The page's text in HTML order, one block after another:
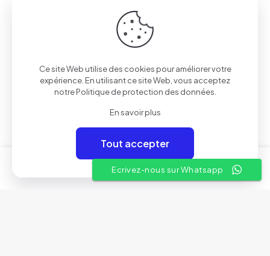
A propos
Conditions Générales de Vente
Nos showrooms
Contactez-nous
Rivil
Ce site Web utilise des cookies pour améliorer votre
expérience. En utilisant ce site Web, vous acceptez
notrePolitique de protection des données
En savoir plus
Tout accepter
Ecrivez-nous sur Whatsapp